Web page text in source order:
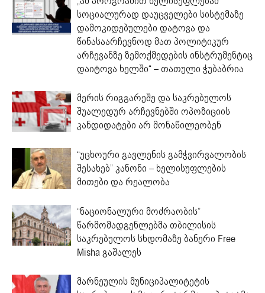
სოციალურად დაუცველები სისტემაზე
დამოკიდებულები დატოვა და
წინასაარჩევნოდ მათ პოლიტიკურ
არჩევანზე ზემოქმედების ინსტრუმენტიც
დაიტოვა ხელში“ – თათული ჭუბაბრია
მერის რიგგარეშე და საკრებულოს
შუალედურ არჩევნებში ოპოზიციის
კანდიდატები არ მონაწილეობენ
“უცხოური გავლენის გამჭვირვალობის
შესახებ” კანონი – ხელისუფლების
მითები და რეალობა
“ნაციონალური მოძრაობის”
წარმომადგენლებმა თბილისის
საკრებულოს სხდომაზე ბანერი Free
Misha გაშალეს
მარნეულის მუნიციპალიტეტის